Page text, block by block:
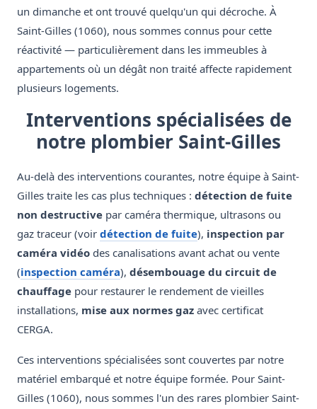
un dimanche et ont trouvé quelqu'un qui décroche. À
Saint-Gilles (1060), nous sommes connus pour cette
réactivité — particulièrement dans les immeubles à
appartements où un dégât non traité affecte rapidement
plusieurs logements.
Interventions spécialisées de
notre plombier Saint-Gilles
Au-delà des interventions courantes, notre équipe à Saint-
Gilles traite les cas plus techniques : détection de fuite
non destructive par caméra thermique, ultrasons ou
gaz traceur (voir détection de fuite), inspection par
caméra vidéo des canalisations avant achat ou vente
(inspection caméra), désembouage du circuit de
chauffage pour restaurer le rendement de vieilles
installations, mise aux normes gaz avec certificat
CERGA.
Ces interventions spécialisées sont couvertes par notre
matériel embarqué et notre équipe formée. Pour Saint-
Gilles (1060), nous sommes l'un des rares plombier Saint-